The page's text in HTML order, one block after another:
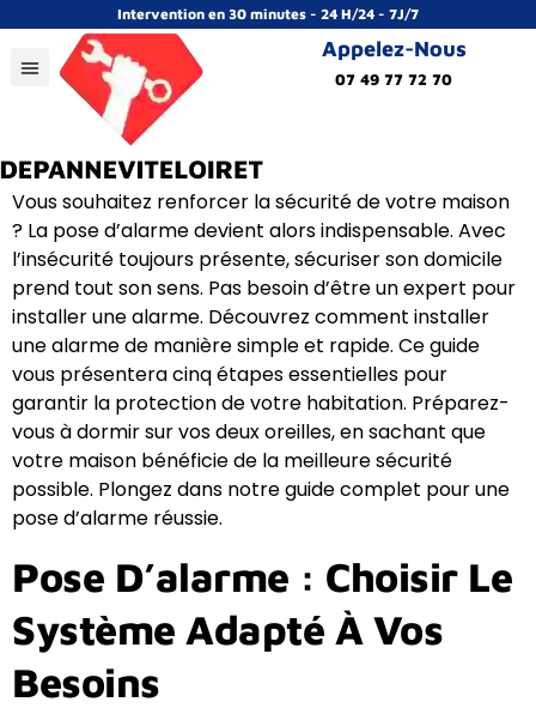
Intervention en 30 minutes - 24 H/24 - 7J/7
Appelez-Nous
07 49 77 72 70
Vous souhaitez renforcer la sécurité de votre maison
? La pose d’alarme devient alors indispensable. Avec
l’insécurité toujours présente, sécuriser son domicile
prend tout son sens. Pas besoin d’être un expert pour
installer une alarme. Découvrez comment installer
une alarme de manière simple et rapide. Ce guide
vous présentera cinq étapes essentielles pour
garantir la protection de votre habitation. Préparez-
vous à dormir sur vos deux oreilles, en sachant que
votre maison bénéficie de la meilleure sécurité
possible. Plongez dans notre guide complet pour une
pose d’alarme réussie.
Pose D’alarme : Choisir Le
Système Adapté À Vos
Besoins